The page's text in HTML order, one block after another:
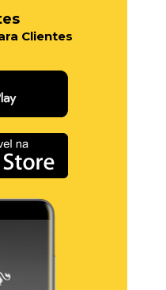
Clientes